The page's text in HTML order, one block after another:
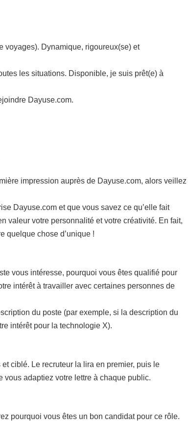
voyages). Dynamique, rigoureux(se) et
les situations. Disponible, je suis prêt(e) à
Dayuse.com.
impression auprès de Dayuse.com, alors veillez
Dayuse.com et que vous savez ce qu’elle fait
valeur votre personnalité et votre créativité. En fait,
quelque chose d’unique !
vous intéresse, pourquoi vous êtes qualifié pour
intérêt à travailler avec certaines personnes de
du poste (par exemple, si la description du
intérêt pour la technologie X).
ciblé. Le recruteur la lira en premier, puis le
vous adaptiez votre lettre à chaque public.
pourquoi vous êtes un bon candidat pour ce rôle.